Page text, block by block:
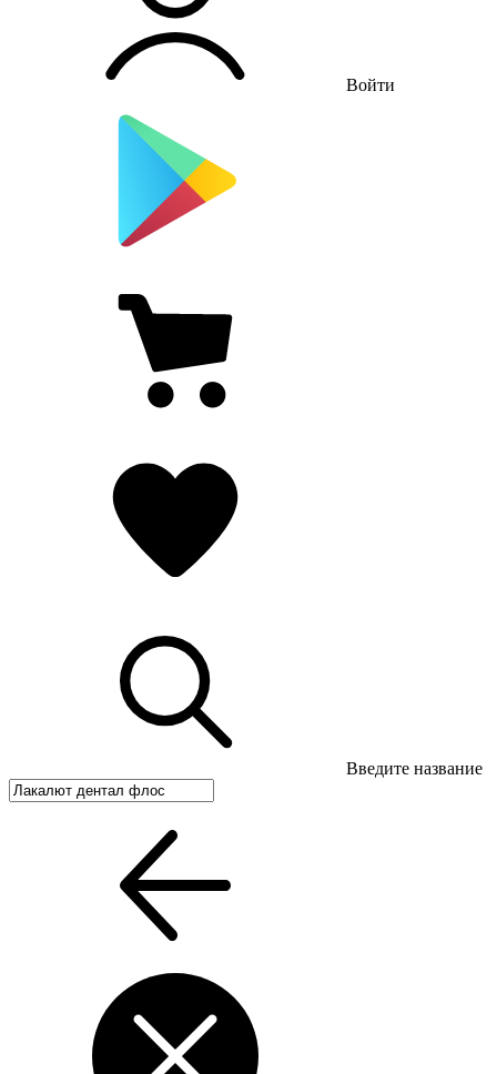
Войти
Введите название